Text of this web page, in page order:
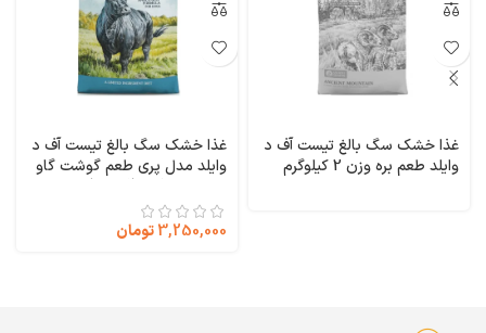
غذا خشک سگ بالغ تیست آف د
وایلد طعم بره وزن 2 کیلوگرم
غذا خشک سگ بالغ تیست آف د
وایلد مدل پری طعم گوشت گاو
of the Wild PREY Limited
Ingredient
3,250,000تومان